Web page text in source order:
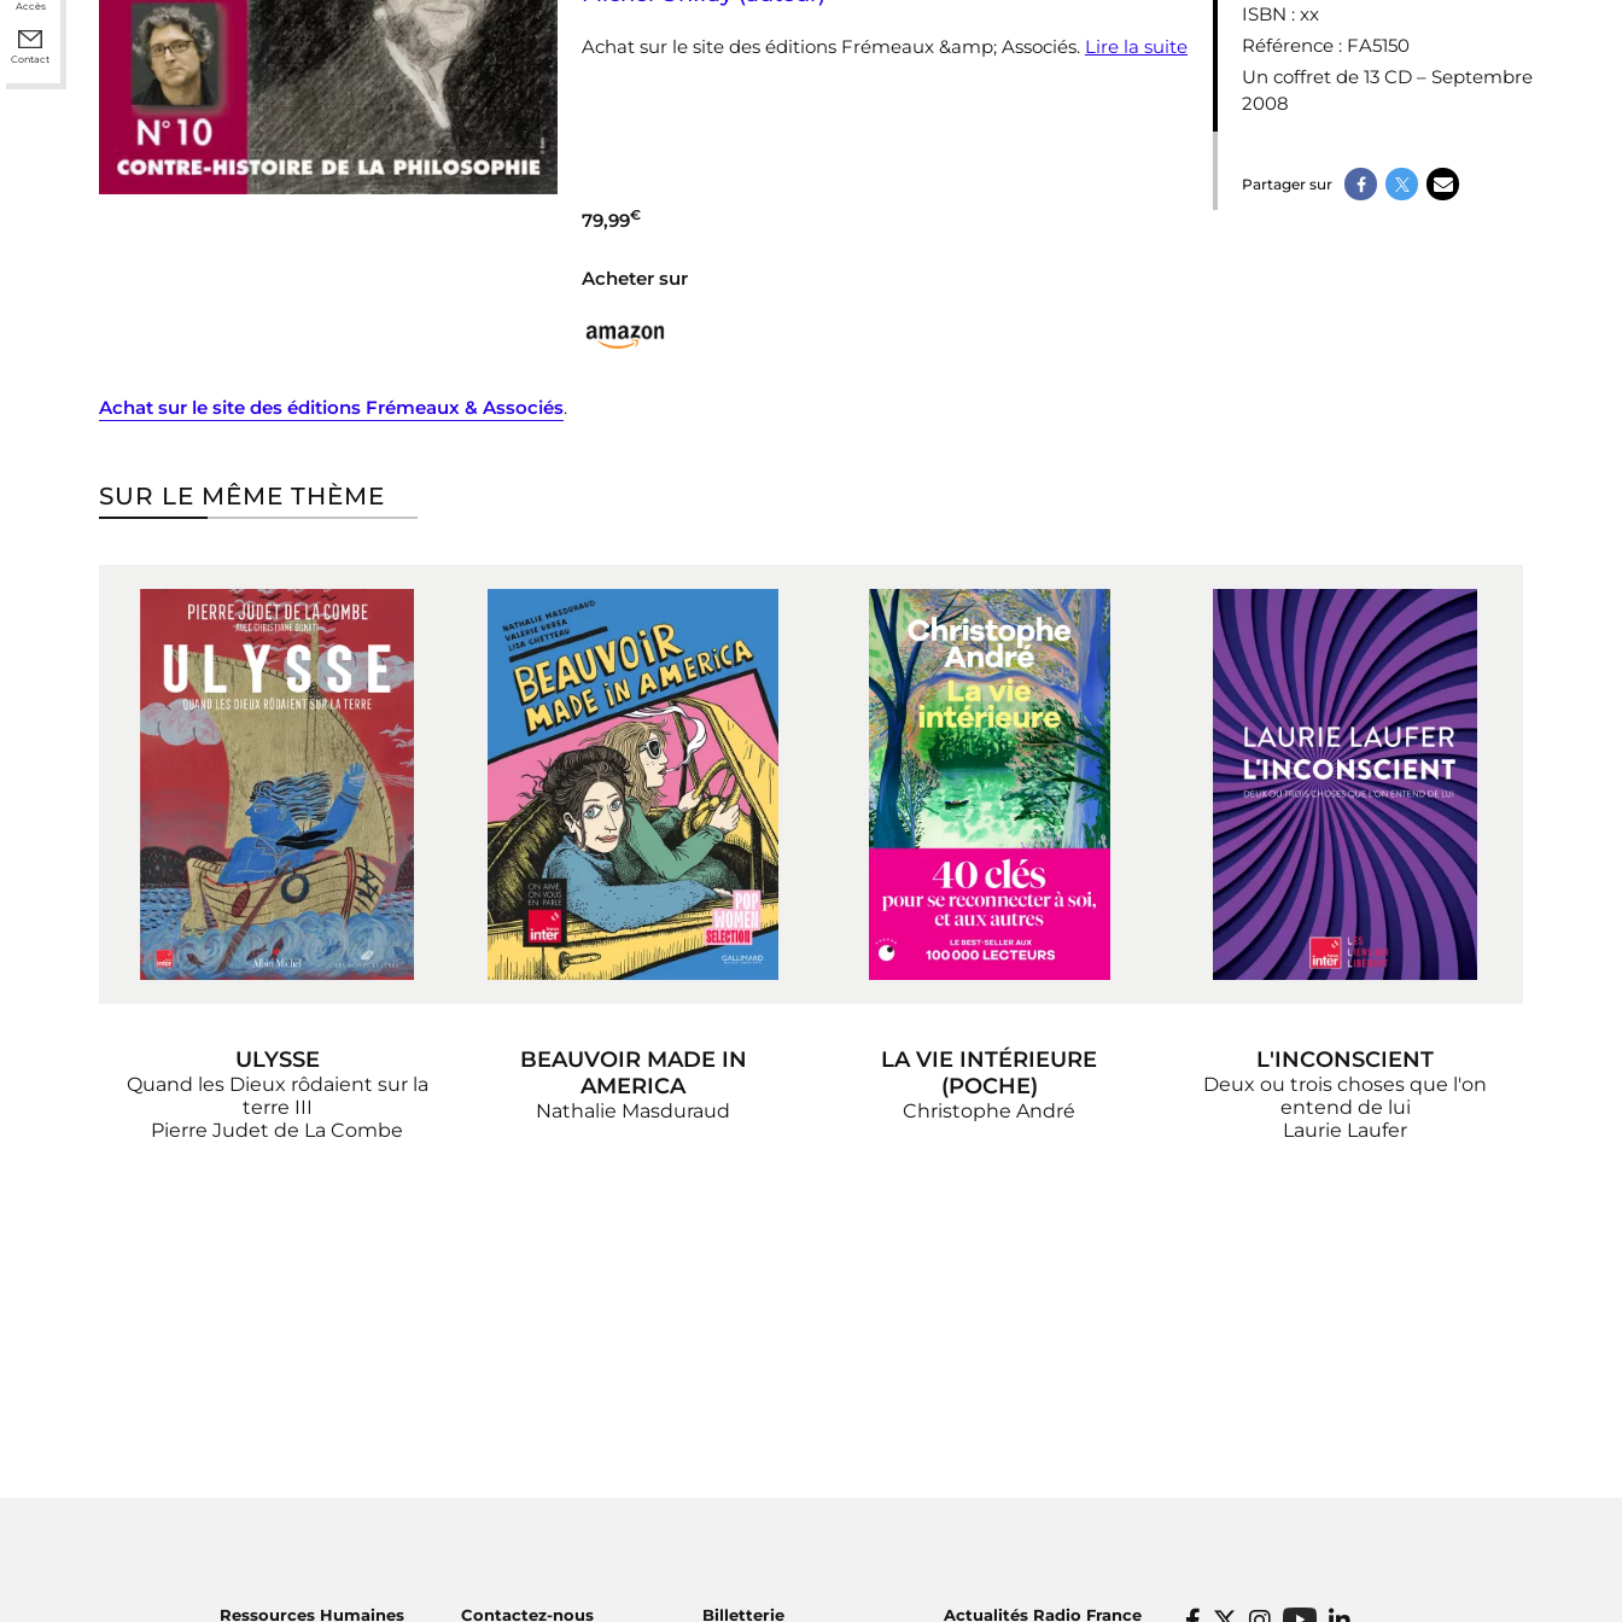
Accès
Contact
Achat sur le site des éditions Frémeaux &amp; Associés. Lire la suite
ISBN : xx
Référence : FA5150
Un coffret de 13 CD – Septembre
2008
Partager sur
79,99€
Acheter sur
Achat sur le site des éditions Frémeaux & Associés.
SUR LE MÊME THÈME
ULYSSE
Quand les Dieux rôdaient sur la
terre III
Pierre Judet de La Combe
BEAUVOIR MADE IN
AMERICA
Nathalie Masduraud
LA VIE INTÉRIEURE
(POCHE)
Christophe André
L'INCONSCIENT
Deux ou trois choses que l'on
entend de lui
Laurie Laufer
Ressources Humaines Contactez-nous Billetterie Actualités Radio France